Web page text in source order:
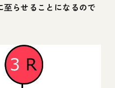
らせることになるので